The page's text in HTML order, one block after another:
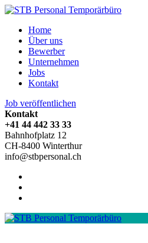
Home
Über uns
Bewerber
Unternehmen
Jobs
Kontakt
Job veröffentlichen
Kontakt
+41 44 442 33 33
Bahnhofplatz 12
CH-8400 Winterthur
info@stbpersonal.ch